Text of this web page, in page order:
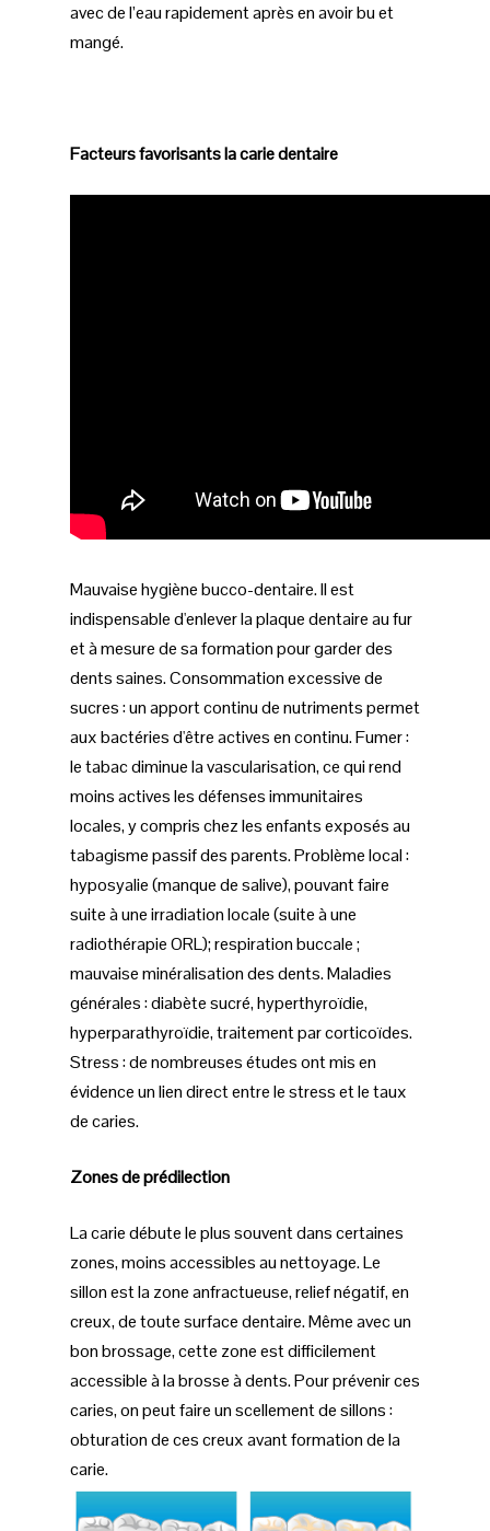
avec de l’eau rapidement après en avoir bu et
mangé.
Facteurs favorisants la carie dentaire
Mauvaise hygiène bucco-dentaire. Il est
indispensable d'enlever la plaque dentaire au fur
et à mesure de sa formation pour garder des
dents saines. Consommation excessive de
sucres : un apport continu de nutriments permet
aux bactéries d'être actives en continu. Fumer :
le tabac diminue la vascularisation, ce qui rend
moins actives les défenses immunitaires
locales, y compris chez les enfants exposés au
tabagisme passif des parents. Problème local :
hyposyalie (manque de salive), pouvant faire
suite à une irradiation locale (suite à une
radiothérapie ORL); respiration buccale ;
mauvaise minéralisation des dents. Maladies
générales : diabète sucré, hyperthyroïdie,
hyperparathyroïdie, traitement par corticoïdes.
Stress : de nombreuses études ont mis en
évidence un lien direct entre le stress et le taux
de caries.
Zones de prédilection
La carie débute le plus souvent dans certaines
zones, moins accessibles au nettoyage. Le
sillon est la zone anfractueuse, relief négatif, en
creux, de toute surface dentaire. Même avec un
bon brossage, cette zone est difficilement
accessible à la brosse à dents. Pour prévenir ces
caries, on peut faire un scellement de sillons :
obturation de ces creux avant formation de la
carie.